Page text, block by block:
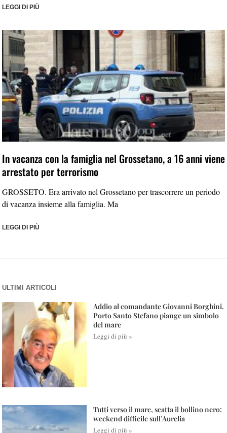
LEGGI DI PIÙ
In vacanza con la famiglia nel Grossetano, a 16 anni viene
arrestato per terrorismo
GROSSETO. Era arrivato nel Grossetano per trascorrere un periodo
di vacanza insieme alla famiglia. Ma
LEGGI DI PIÙ
ULTIMI ARTICOLI
Addio al comandante Giovanni Borghini.
Porto Santo Stefano piange un simbolo
del mare
Leggi di più »
Tutti verso il mare, scatta il bollino nero:
weekend difficile sull’Aurelia
Leggi di più »